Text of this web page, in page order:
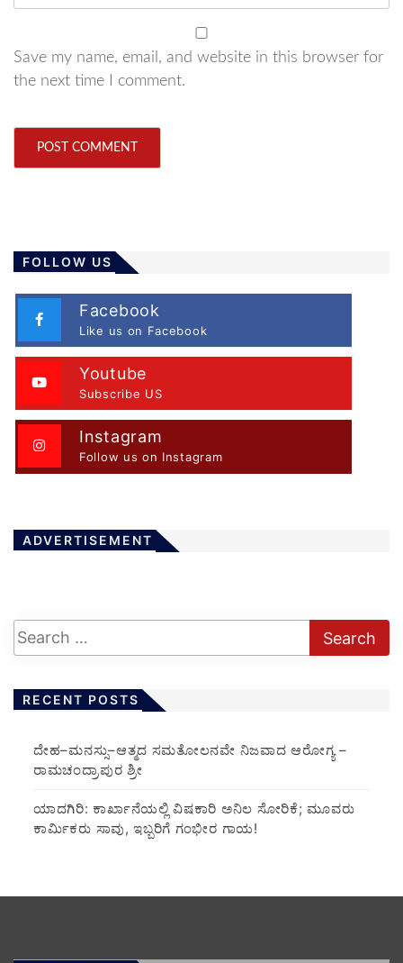
Save my name, email, and website in this browser for
the next time I comment.
FOLLOW US
Facebook
Like us on Facebook
Youtube
Subscribe US
Instagram
Follow us on Instagram
ADVERTISEMENT
RECENT POSTS
ದೇಹ–ಮನಸ್ಸು–ಆತ್ಮದ ಸಮತೋಲನವೇ ನಿಜವಾದ ಆರೋಗ್ಯ –
ರಾಮಚಂದ್ರಾಪುರ ಶ್ರೀ
ಯಾದಗಿರಿ: ಕಾರ್ಖಾನೆಯಲ್ಲಿ ವಿಷಕಾರಿ ಅನಿಲ ಸೋರಿಕೆ; ಮೂವರು
ಕಾರ್ಮಿಕರು ಸಾವು, ಇಬ್ಬರಿಗೆ ಗಂಭೀರ ಗಾಯ!